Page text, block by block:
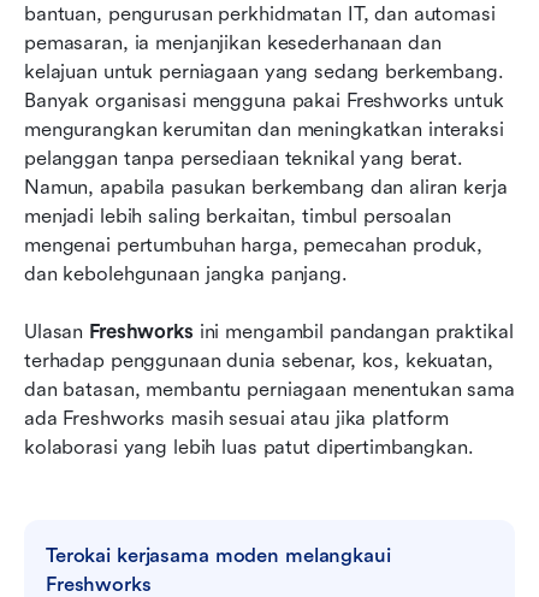
bantuan, pengurusan perkhidmatan IT, dan automasi
pemasaran, ia menjanjikan kesederhanaan dan
kelajuan untuk perniagaan yang sedang berkembang.
Banyak organisasi mengguna pakai Freshworks untuk
mengurangkan kerumitan dan meningkatkan interaksi
pelanggan tanpa persediaan teknikal yang berat.
Namun, apabila pasukan berkembang dan aliran kerja
menjadi lebih saling berkaitan, timbul persoalan
mengenai pertumbuhan harga, pemecahan produk,
dan kebolehgunaan jangka panjang.
Ulasan Freshworks ini mengambil pandangan praktikal
terhadap penggunaan dunia sebenar, kos, kekuatan,
dan batasan, membantu perniagaan menentukan sama
ada Freshworks masih sesuai atau jika platform
kolaborasi yang lebih luas patut dipertimbangkan.
Terokai kerjasama moden melangkaui
Freshworks
Struktur harga Freshworks CRM: Apa yang
sebenarnya dibayar oleh pengguna
Apa yang pelanggan sebenar katakan tentang
Freshworks
Apabila pasukan mempertimbangkan alternatif
Freshworks
Mengapa Lark menjadi pilihan digemari untuk
pasukan moden
Freshworks vs Lark: Perbandingan strategik
Keputusan akhir: Freshworks lwn Lark
Kesimpulan